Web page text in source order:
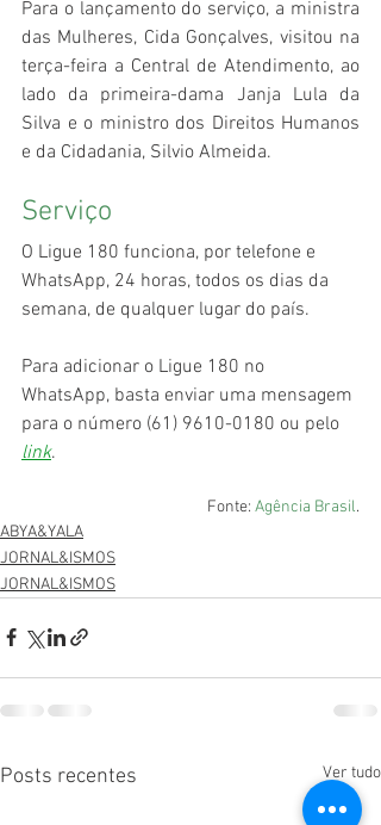
Para o lançamento do serviço, a ministra
das Mulheres, Cida Gonçalves, visitou na
terça-feira a Central de Atendimento, ao
lado da primeira-dama Janja Lula da
Silva e o ministro dos Direitos Humanos
e da Cidadania, Silvio Almeida.
Serviço
O Ligue 180 funciona, por telefone e
WhatsApp, 24 horas, todos os dias da
semana, de qualquer lugar do país.
Para adicionar o Ligue 180 no
WhatsApp, basta enviar uma mensagem
para o número (61) 9610-0180 ou pelo
link.
Fonte: Agência Brasil.
ABYA&YALA
JORNAL&ISMOS
JORNAL&ISMOS
Posts recentes Ver tudo